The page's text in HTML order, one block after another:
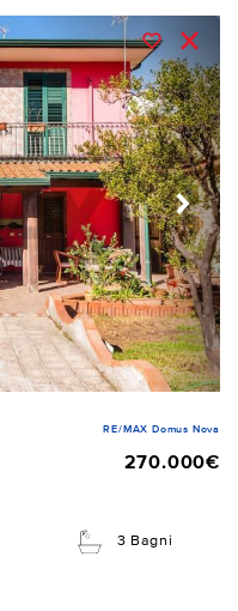
RE/MAX Domus Nova
270.000€
3 Bagni